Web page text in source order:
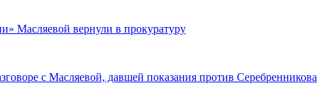
Масляевой вернули в прокуратуру
с Масляевой, давшей показания против Серебренникова